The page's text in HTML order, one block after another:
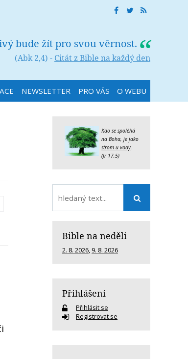
bude žít pro svou věrnost.
(Abk 2,4) - Citát z Bible na každý den
NEWSLETTER PRO VÁS O WEBU
Kdo se spoléhá
na Boha, je jako
strom u vody.
(Jr 17,5)
Bible na neděli
2. 8. 2026, 9. 8. 2026
Přihlášení
Přihlásit se
Registrovat se